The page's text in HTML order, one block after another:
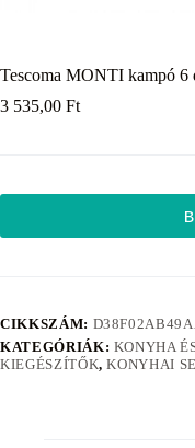
Tescoma MONTI kampó 6
3 535,00 Ft
CIKKSZÁM:
KATEGÓRIÁK: KONYHA
KIEGÉSZÍTŐK,KONYHAI